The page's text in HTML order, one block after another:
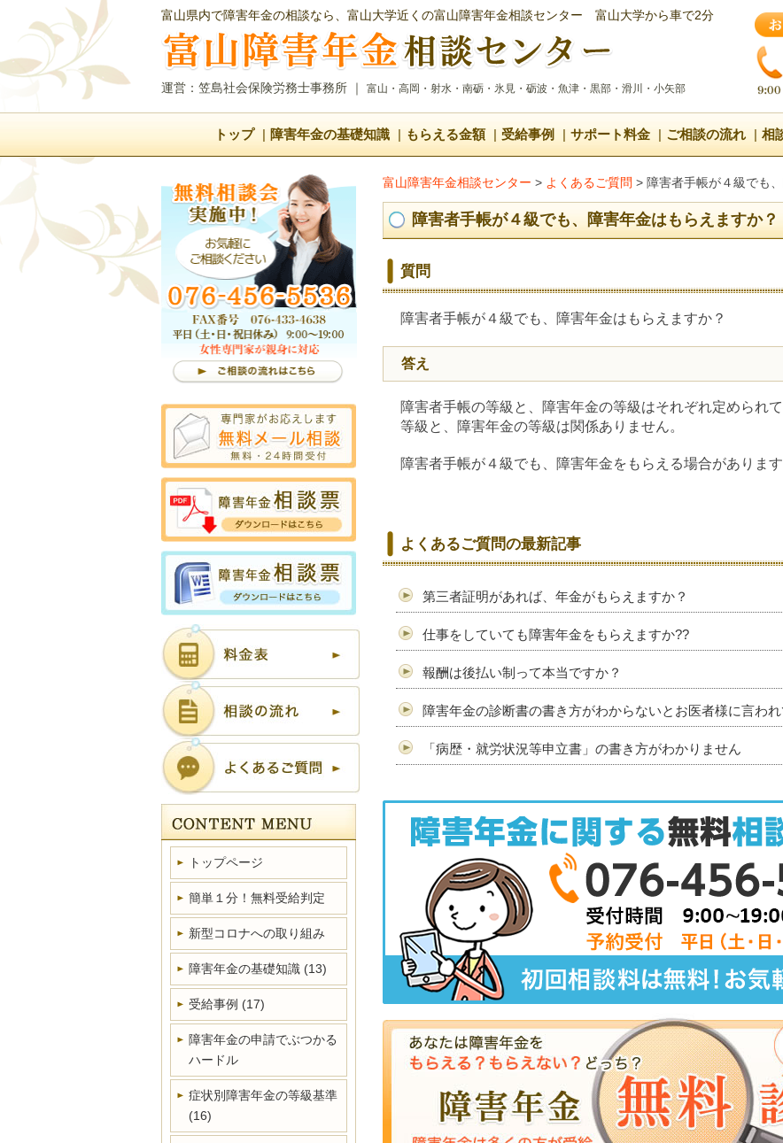
富山県内で障害年金の相談なら、富山大学近くの富山障害年金相談センター 富山大学から車で2分
運営：笠島社会保険労務士事務所 ｜ 富山・高岡・射水・南砺・氷見・砺波・魚津・黒部・滑川・小矢部
トップ 障害年金の基礎知識 もらえる金額 受給事例 サポート料金 ご相談の流れ 相
富山障害年金相談センター > よくあるご質問 > 障害者手帳が４級でも
障害者手帳が４級でも、障害年金はもらえますか？
質問
障害者手帳が４級でも、障害年金はもらえますか？
答え
障害者手帳の等級と、障害年金の等級はそれぞれ定められ
等級と、障害年金の等級は関係ありません。
障害者手帳が４級でも、障害年金をもらえる場合があります
よくあるご質問の最新記事
第三者証明があれば、年金がもらえますか？
仕事をしていても障害年金をもらえますか??
報酬は後払い制って本当ですか？
障害年金の診断書の書き方がわからないとお医者様に言わ
「病歴・就労状況等申立書」の書き方がわかりません
トップページ
簡単１分！無料受給判定
新型コロナへの取り組み
障害年金の基礎知識 (13)
受給事例 (17)
障害年金の申請でぶつかる
ハードル
症状別障害年金の等級基準
(16)